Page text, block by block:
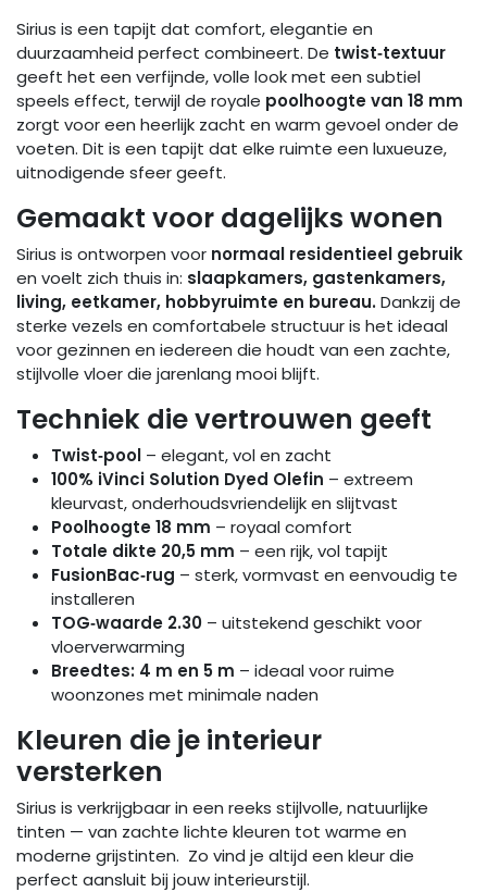
Sirius is een tapijt dat comfort, elegantie en
duurzaamheid perfect combineert. De twist‑textuur
geeft het een verfijnde, volle look met een subtiel
speels effect, terwijl de royale poolhoogte van 18 mm
zorgt voor een heerlijk zacht en warm gevoel onder de
voeten. Dit is een tapijt dat elke ruimte een luxueuze,
uitnodigende sfeer geeft.
Gemaakt voor dagelijks wonen
Sirius is ontworpen voor normaal residentieel gebruik
en voelt zich thuis in: slaapkamers, gastenkamers,
living, eetkamer, hobbyruimte en bureau.Dankzij de
sterke vezels en comfortabele structuur is het ideaal
voor gezinnen en iedereen die houdt van een zachte,
stijlvolle vloer die jarenlang mooi blijft.
Techniek die vertrouwen geeft
Twist‑pool – elegant, vol en zacht
100% iVinci Solution Dyed Olefin – extreem
kleurvast, onderhoudsvriendelijk en slijtvast
Poolhoogte 18 mm – royaal comfort
Totale dikte 20,5 mm – een rijk, vol tapijt
FusionBac‑rug – sterk, vormvast en eenvoudig te
installeren
TOG‑waarde 2.30 – uitstekend geschikt voor
vloerverwarming
Breedtes: 4 m en 5 m – ideaal voor ruime
woonzones met minimale naden
Kleuren die je interieur
versterken
Sirius is verkrijgbaar in een reeks stijlvolle, natuurlijke
tinten — van zachte lichte kleuren tot warme en
moderne grijstinten. Zo vind je altijd een kleur die
perfect aansluit bij jouw interieurstijl.